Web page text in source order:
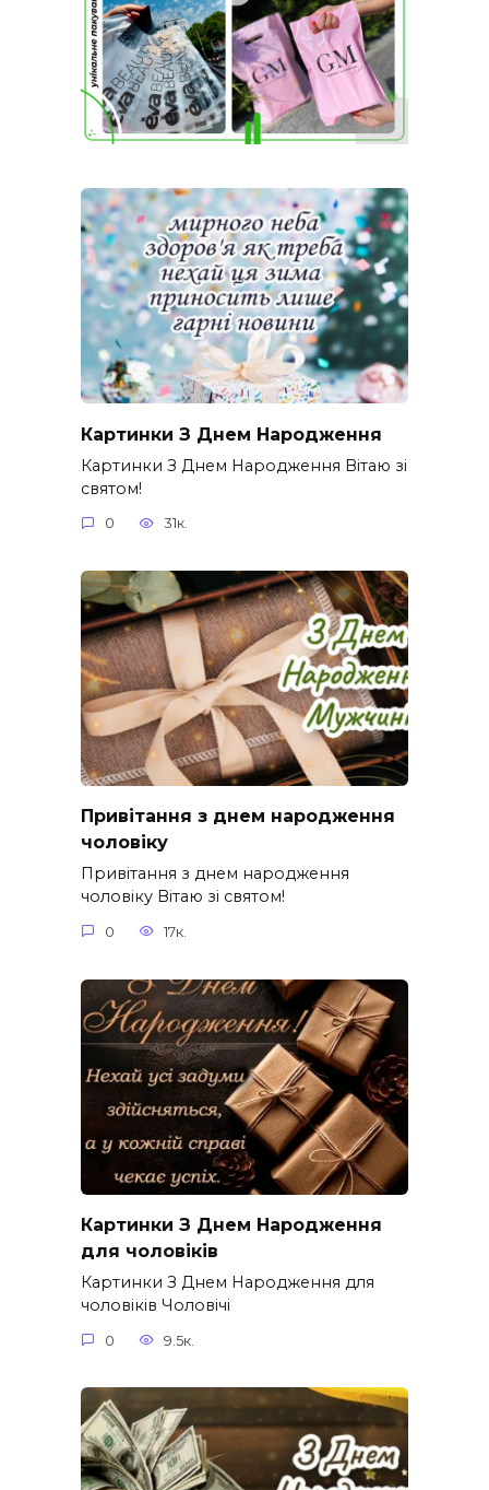
Картинки З Днем Народження
Картинки З Днем Народження Вітаю зі
святом!
0 31к.
Привітання з днем народження
чоловіку
Привітання з днем народження
чоловіку Вітаю зі святом!
0 17к.
Картинки З Днем Народження
для чоловіків​
Картинки З Днем Народження для
чоловіків​ Чоловічі
0 9.5к.